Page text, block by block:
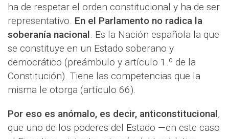
ha de respetar el orden constitucional y ha de ser
representativo. En el Parlamento no radica la
soberanía nacional. Es la Nación española la que
se constituye en un Estado soberano y
democrático (preámbulo y artículo 1.º de la
Constitución). Tiene las competencias que la
misma le otorga (artículo 66).
Por eso es anómalo, es decir, anticonstitucional,
que uno de los poderes del Estado —en este caso